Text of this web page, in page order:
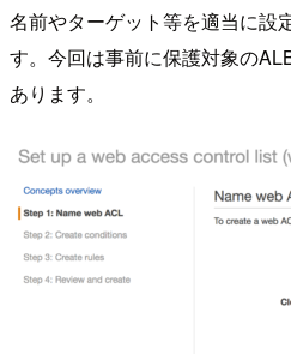
名前やターゲット等を適当に設
す。今回は事前に保護対象の
あります。